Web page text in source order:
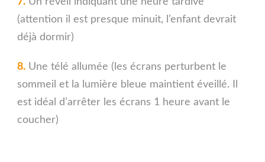
(attention il est presque minuit, l’enfant devrait
déjà dormir)
8. Une télé allumée (les écrans perturbent le
sommeil et la lumière bleue maintient éveillé. Il
est idéal d’arrêter les écrans 1 heure avant le
coucher)